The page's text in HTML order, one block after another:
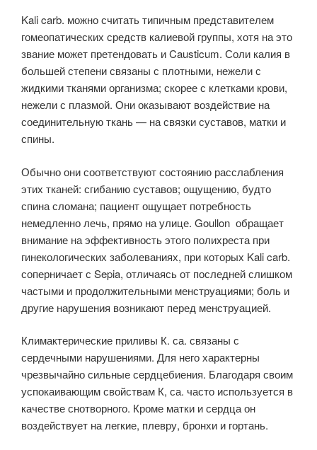
Kali carb. можно считать типичным представителем
гомеопатических средств калиевой группы, хотя на это
звание может претендовать и Causticum. Соли калия в
большей степени связаны с плотными, нежели с
жидкими тканями организма; скорее с клетками крови,
нежели с плазмой. Они оказывают воздействие на
соединительную ткань — на связки суставов, матки и
спины.
Обычно они соответствуют состоянию расслабления
этих тканей: сгибанию суставов; ощущению, будто
спина сломана; пациент ощущает потребность
немедленно лечь, прямо на улице. Goullon обращает
внимание на эффективность этого полихреста при
гинекологических заболеваниях, при которых Kali carb.
соперничает с Sepia, отличаясь от последней слишком
частыми и продолжительными менструациями; боль и
другие нарушения возникают перед менструацией.
Климактерические приливы К. са. связаны с
сердечными нарушениями. Для него характерны
чрезвычайно сильные сердцебиения. Благодаря своим
успокаивающим свойствам К, са. часто используется в
качестве снотворного. Кроме матки и сердца он
воздействует на легкие, плевру, бронхи и гортань.